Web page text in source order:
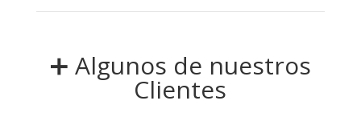
➕ Algunos de nuestros
Clientes